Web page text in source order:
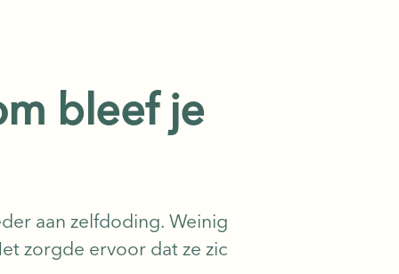
bleef je
aan zelfdoding. Weinig
zorgde ervoor dat ze zic